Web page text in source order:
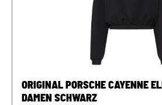
ORIGINAL PORSCHE CAYENNE
DAMEN SCHWARZ